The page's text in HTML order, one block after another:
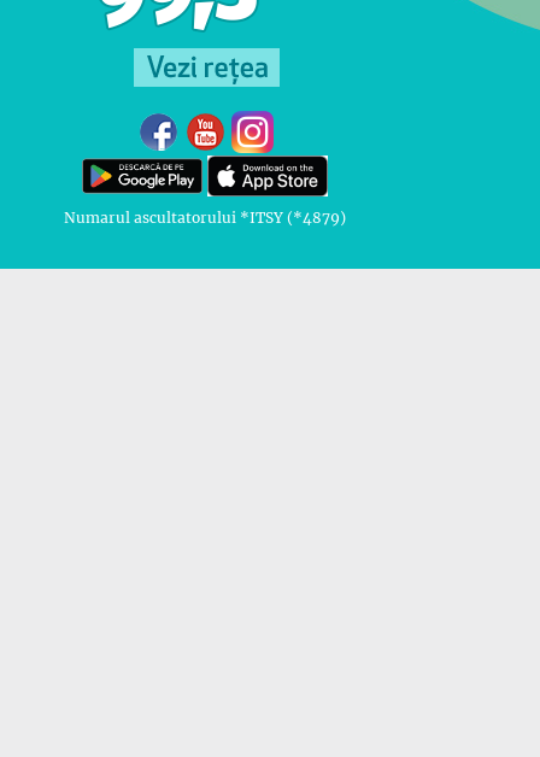
Numarul ascultatorului *ITSY (*4879)